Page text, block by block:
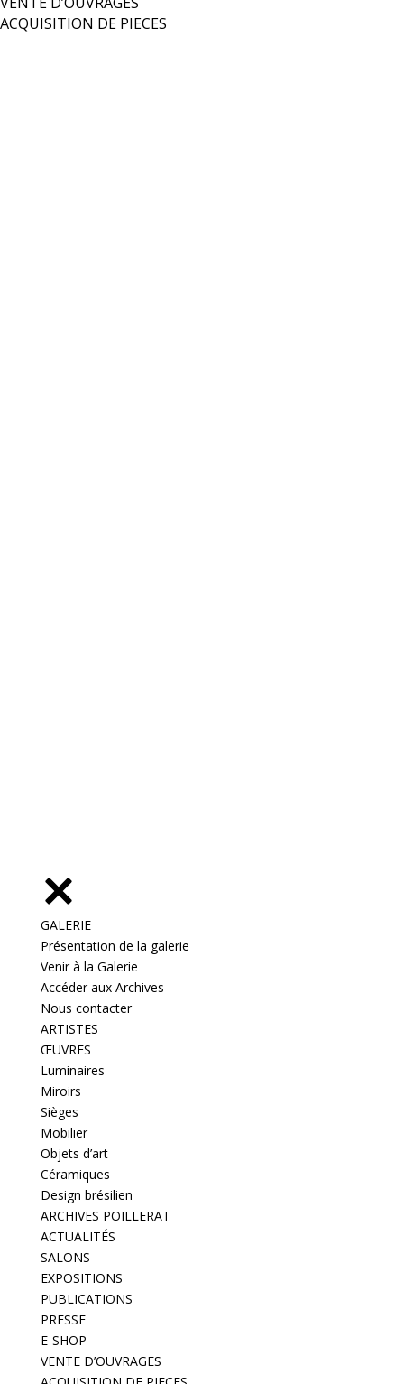
ACQUISITION DE PIECES
GALERIE
Présentation de la galerie
Venir à la Galerie
Accéder aux Archives
Nous contacter
ARTISTES
ŒUVRES
Luminaires
Miroirs
Sièges
Mobilier
Objets d’art
Céramiques
Design brésilien
ARCHIVES POILLERAT
ACTUALITÉS
SALONS
EXPOSITIONS
PUBLICATIONS
PRESSE
E-SHOP
VENTE D’OUVRAGES